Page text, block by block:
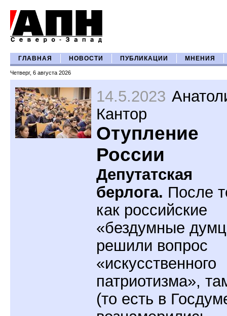
ГЛАВНАЯ НОВОСТИ ПУБЛИКАЦИИ МНЕНИЯ
Четверг, 6 августа 2026
14.5.2023
Кантор
Отупление
России
Депутатская
берлога. После
как российские
«бездумные
решили вопрос
«искусственного
патриотизма»,
(то есть в